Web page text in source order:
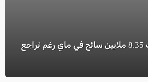
المكسيك تستقطب 8.35 ملايين سائح في ماي رغم تراجع